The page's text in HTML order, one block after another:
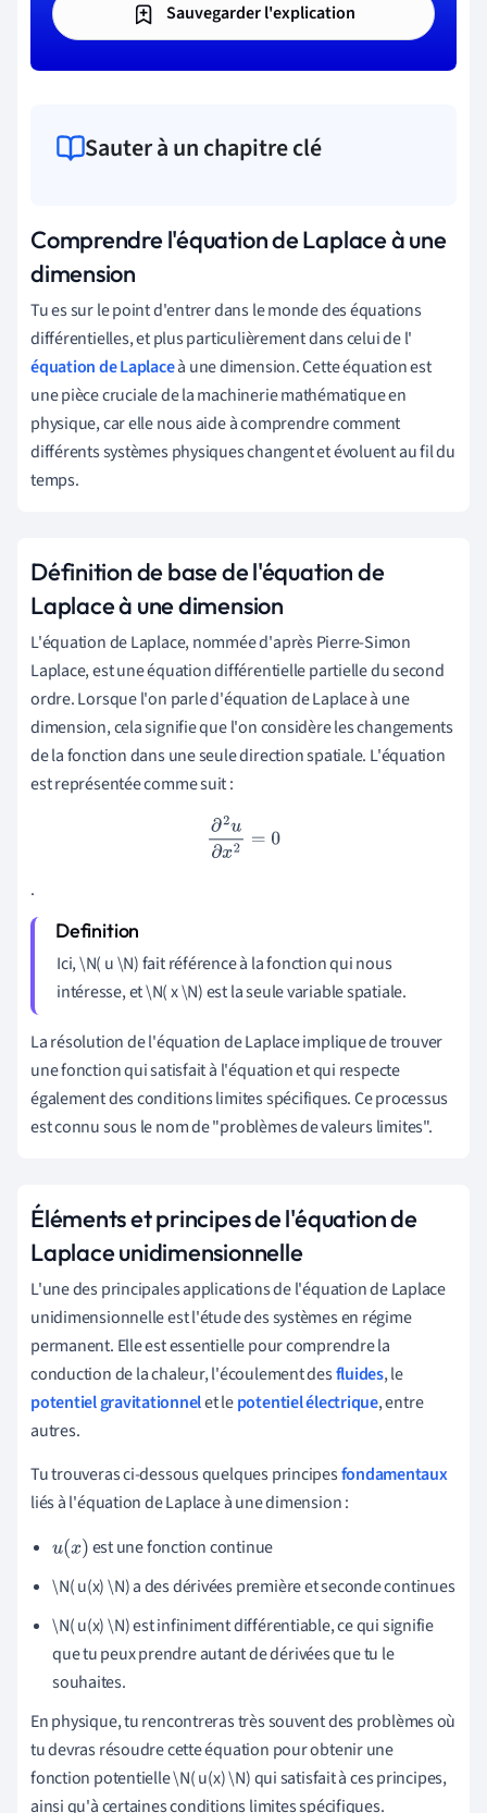
Sauvegarder l'explication
Sauter à un chapitre clé
Comprendre l'équation de Laplace à une
dimension
Tu es sur le point d'entrer dans le monde des équations
différentielles, et plus particulièrement dans celui de l'
équation de Laplaceà une dimension. Cette équation est
une pièce cruciale de la machinerie mathématique en
physique, car elle nous aide à comprendre comment
différents systèmes physiques changent et évoluent au fil du
temps.
Définition de base de l'équation de
Laplace à une dimension
L'équation de Laplace, nommée d'après Pierre-Simon
Laplace, est une équation différentielle partielle du second
ordre. Lorsque l'on parle d'équation de Laplace à une
dimension, cela signifie que l'on considère les changements
de la fonction dans une seule direction spatiale. L'équation
est représentée comme suit :
∂2u∂ 2= 0
.
Ici, \N( u \N) fait référence à la fonction qui nous
intéresse, et \N( x \N) est la seule variable spatiale.
La résolution de l'équation de Laplace implique de trouver
une fonction qui satisfait à l'équation et qui respecte
également des conditions limites spécifiques. Ce processus
est connu sous le nom de "problèmes de valeurs limites".
Éléments et principes de l'équation de
Laplace unidimensionnelle
L'une des principales applications de l'équation de Laplace
unidimensionnelle est l'étude des systèmes en régime
permanent. Elle est essentielle pour comprendre la
conduction de la chaleur, l'écoulement desfluides, le
potentiel gravitationnelet lepotentiel électrique, entre
autres.
Tu trouveras ci-dessous quelques principesfondamentaux
liés à l'équation de Laplace à une dimension :
u(x) est une fonction continue
\N( u(x) \N) a des dérivées première et seconde continues
\N( u(x) \N) est infiniment différentiable, ce qui signifie
que tu peux prendre autant de dérivées que tu le
souhaites.
En physique, tu rencontreras très souvent des problèmes où
tu devras résoudre cette équation pour obtenir une
fonction potentielle \N( u(x) \N) qui satisfait à ces principes,
ainsi qu'à certaines conditions limites spécifiques.